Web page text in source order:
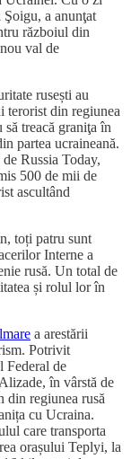
a anunţat
războiul din
val de
rusești au
terorist din regiunea
treacă graniţa în
partea ucraineană.
Russia Today,
500 de mii de
ascultând
toți patru sunt
Interne a
rusă. Un total de
și rolul lor în
a arestării
Potrivit
Federal de
în vârstă de
din regiunea rusă
cu Ucraina.
care transporta
orașului Teplyi, la